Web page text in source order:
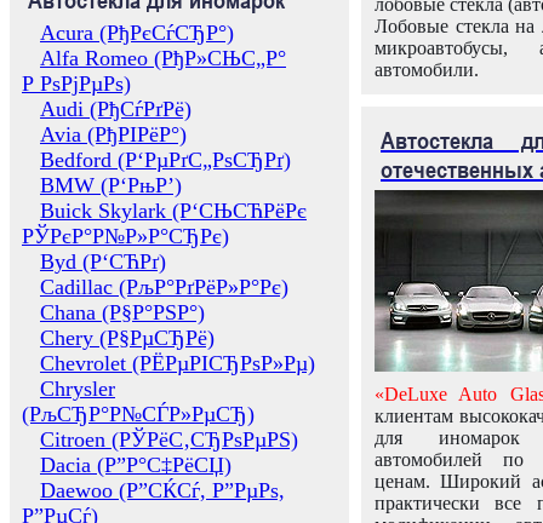
Acura (РђРєСѓСЂР°)
Alfa Romeo (РђР»СЊС„Р°
Р РѕРјРµРѕ)
Audi (РђСѓРґРё)
Avia (РђРІРёР°)
Bedford (Р‘РµРґС„РѕСЂРґ)
BMW (Р‘РњР’)
Buick Skylark (Р‘СЊСЋРёРє
РЎРєР°Р№Р»Р°СЂРє)
Byd (Р‘СЋРґ)
Cadillac (РљР°РґРёР»Р°Рє)
Chana (Р§Р°РЅР°)
Chery (Р§РµСЂРё)
Chevrolet (РЁРµРІСЂРѕР»Рµ)
Chrysler
(РљСЂР°Р№СЃР»РµСЂ)
Citroen (РЎРёС‚СЂРѕРµРЅ)
Dacia (Р”Р°С‡РёСЏ)
Daewoo (Р”СЌСѓ, Р”РµРѕ,
Р”РµСѓ)
лобовые стекла
Лобовые стекла на
микроавтобусы,
автомобили.
Автостекла
отечественных
«DeLuxe Auto
клиентам
для иномарок
автомобилей
ценам. Широкий
практически все